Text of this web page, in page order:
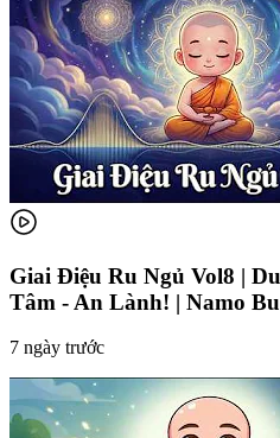
Giai Điệu Ru Ngủ Vol8 |
Tâm - An Lành! | Namo
7 ngày trước